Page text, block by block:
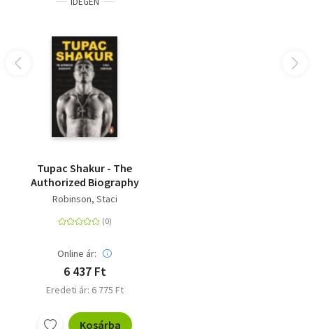
Tupac Shakur - The
Authorized Biography
Robinson, Staci
Online ár:
6 437 Ft
Eredeti ár: 6 775 Ft
Kosárba